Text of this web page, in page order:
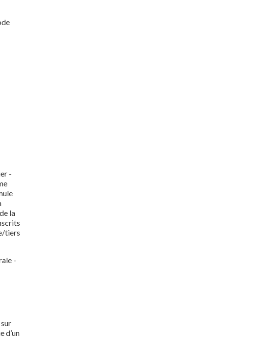
-
la
tiers
-
d’un